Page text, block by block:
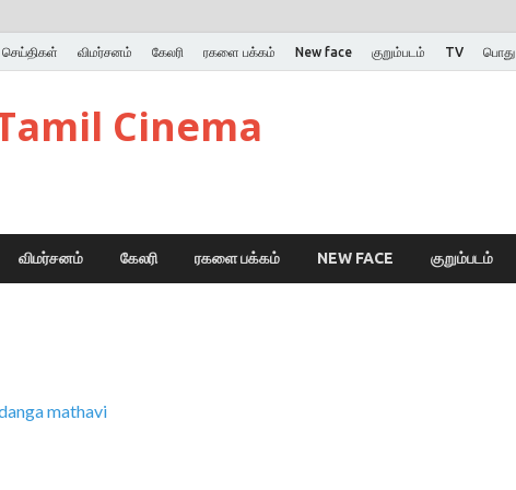
செய்திகள் விமர்சனம் கேலரி ரகளை பக்கம் New face குறும்படம் TV பொது
Cinema
விமர்சனம் கேலரி ரகளை பக்கம் NEW FACE குறும்படம்